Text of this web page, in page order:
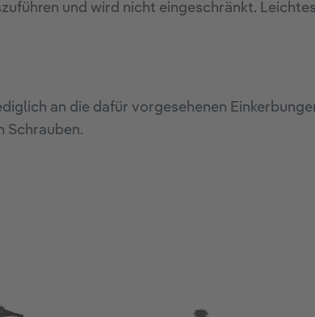
und wird nicht eingeschränkt.
an die dafür vorgesehenen
Schrauben.